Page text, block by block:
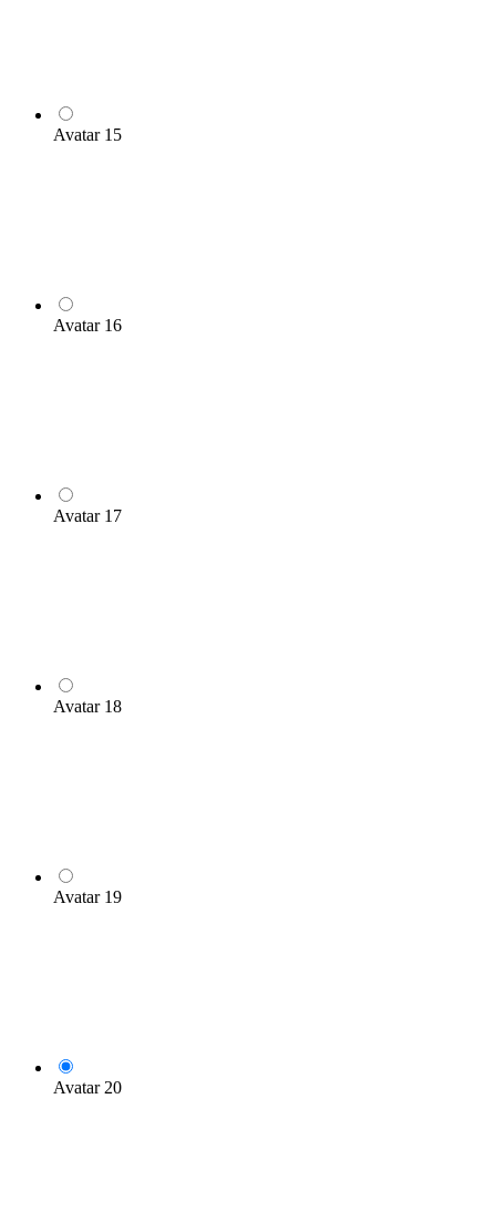
Avatar 15
Avatar 16
Avatar 17
Avatar 18
Avatar 19
Avatar 20